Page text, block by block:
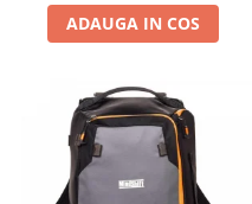
ADAUGA IN COS